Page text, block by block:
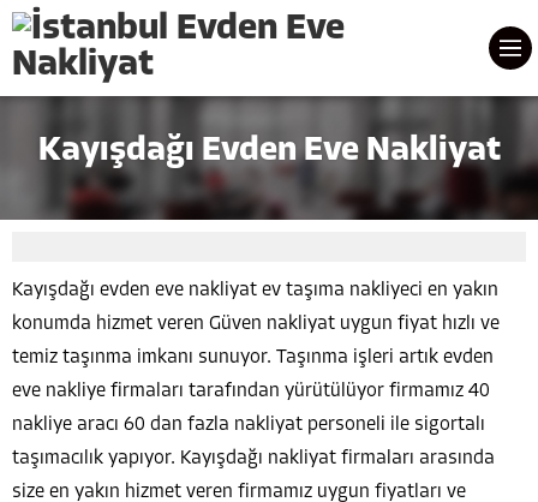
Kayışdağı Evden Eve Nakliyat
Kayışdağı evden eve nakliyat ev taşıma nakliyeci en yakın
konumda hizmet veren Güven nakliyat uygun fiyat hızlı ve
temiz taşınma imkanı sunuyor. Taşınma işleri artık evden
eve nakliye firmaları tarafından yürütülüyor firmamız 40
nakliye aracı 60 dan fazla nakliyat personeli ile sigortalı
taşımacılık yapıyor. Kayışdağı nakliyat firmaları arasında
size en yakın hizmet veren firmamız uygun fiyatları ve